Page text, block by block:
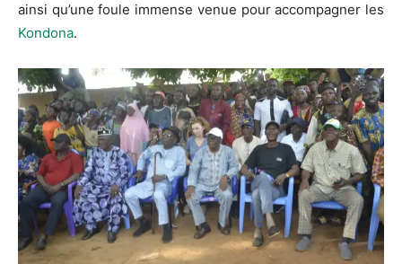
ainsi qu’une foule immense venue pour accompagner les
Kondona.